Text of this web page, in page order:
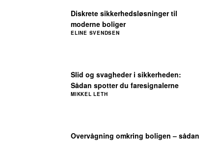
Overvågning omkring boligen – sådan
Slid og svagheder i sikkerheden:
Sådan spotter du faresignalerne
MIKKEL LETH
Diskrete sikkerhedsløsninger til
moderne boliger
ELINE SVENDSEN